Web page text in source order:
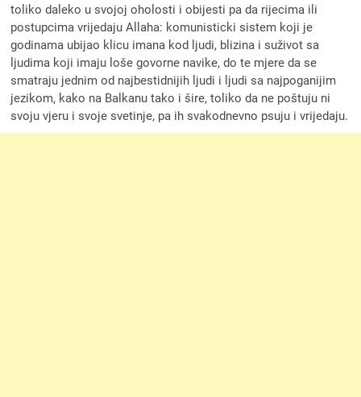
toliko daleko u svojoj oholosti i obijesti pa da rijecima ili
postupcima vrijedaju Allaha: komunisticki sistem koji je
godinama ubijao klicu imana kod ljudi, blizina i suživot sa
ljudima koji imaju loše govorne navike, do te mjere da se
smatraju jednim od najbestidnijih ljudi i ljudi sa najpoganijim
jezikom, kako na Balkanu tako i šire, toliko da ne poštuju ni
svoju vjeru i svoje svetinje, pa ih svakodnevno psuju i vrijedaju.